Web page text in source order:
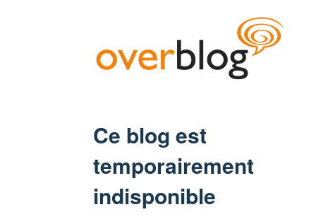
Ce blog est
temporairement
indisponible